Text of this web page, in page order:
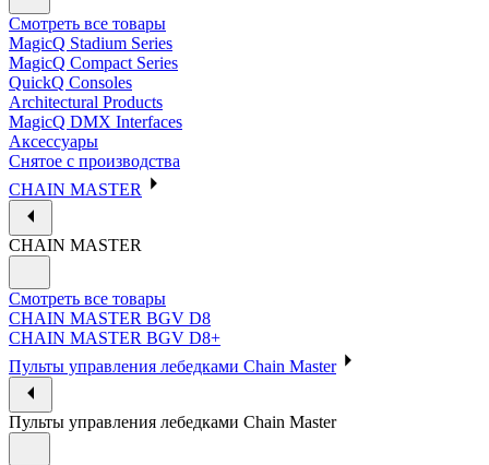
Смотреть все товары
MagicQ Stadium Series
MagicQ Compact Series
QuickQ Consoles
Architectural Products
MagicQ DMX Interfaces
Аксессуары
Снятое с производства
CHAIN MASTER
CHAIN MASTER
Смотреть все товары
CHAIN MASTER BGV D8
CHAIN MASTER BGV D8+
Пульты управления лебедками Chain Master
Пульты управления лебедками Chain Master